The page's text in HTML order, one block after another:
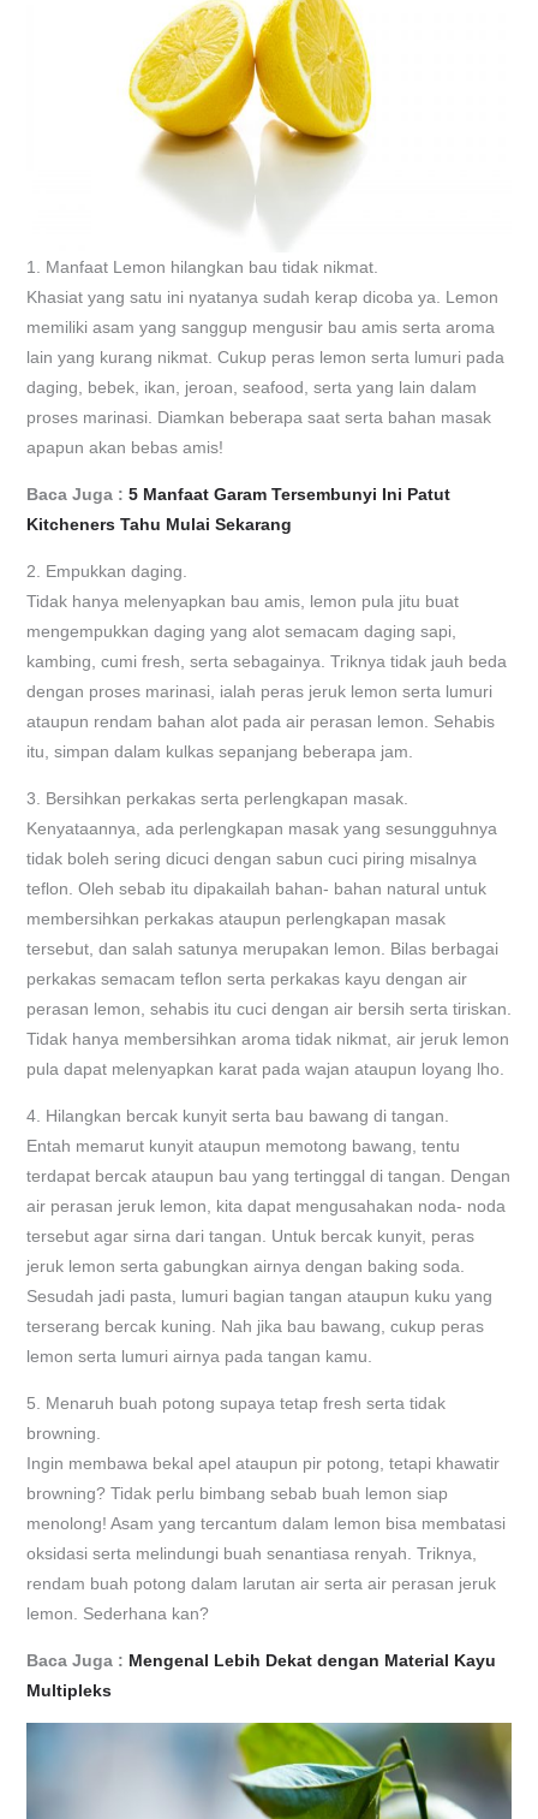
1. Manfaat Lemon hilangkan bau tidak nikmat.
Khasiat yang satu ini nyatanya sudah kerap dicoba ya. Lemon
memiliki asam yang sanggup mengusir bau amis serta aroma
lain yang kurang nikmat. Cukup peras lemon serta lumuri pada
daging, bebek, ikan, jeroan, seafood, serta yang lain dalam
proses marinasi. Diamkan beberapa saat serta bahan masak
apapun akan bebas amis!
Baca Juga : 5 Manfaat Garam Tersembunyi Ini Patut
Kitcheners Tahu Mulai Sekarang
2. Empukkan daging.
Tidak hanya melenyapkan bau amis, lemon pula jitu buat
mengempukkan daging yang alot semacam daging sapi,
kambing, cumi fresh, serta sebagainya. Triknya tidak jauh beda
dengan proses marinasi, ialah peras jeruk lemon serta lumuri
ataupun rendam bahan alot pada air perasan lemon. Sehabis
itu, simpan dalam kulkas sepanjang beberapa jam.
3. Bersihkan perkakas serta perlengkapan masak.
Kenyataannya, ada perlengkapan masak yang sesungguhnya
tidak boleh sering dicuci dengan sabun cuci piring misalnya
teflon. Oleh sebab itu dipakailah bahan- bahan natural untuk
membersihkan perkakas ataupun perlengkapan masak
tersebut, dan salah satunya merupakan lemon. Bilas berbagai
perkakas semacam teflon serta perkakas kayu dengan air
perasan lemon, sehabis itu cuci dengan air bersih serta tiriskan.
Tidak hanya membersihkan aroma tidak nikmat, air jeruk lemon
pula dapat melenyapkan karat pada wajan ataupun loyang lho.
4. Hilangkan bercak kunyit serta bau bawang di tangan.
Entah memarut kunyit ataupun memotong bawang, tentu
terdapat bercak ataupun bau yang tertinggal di tangan. Dengan
air perasan jeruk lemon, kita dapat mengusahakan noda- noda
tersebut agar sirna dari tangan. Untuk bercak kunyit, peras
jeruk lemon serta gabungkan airnya dengan baking soda.
Sesudah jadi pasta, lumuri bagian tangan ataupun kuku yang
terserang bercak kuning. Nah jika bau bawang, cukup peras
lemon serta lumuri airnya pada tangan kamu.
5. Menaruh buah potong supaya tetap fresh serta tidak
browning.
Ingin membawa bekal apel ataupun pir potong, tetapi khawatir
browning? Tidak perlu bimbang sebab buah lemon siap
menolong! Asam yang tercantum dalam lemon bisa membatasi
oksidasi serta melindungi buah senantiasa renyah. Triknya,
rendam buah potong dalam larutan air serta air perasan jeruk
lemon. Sederhana kan?
Baca Juga : Mengenal Lebih Dekat dengan Material Kayu
Multipleks